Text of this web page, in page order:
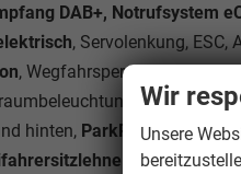
DAB+, Notrufsystem
, Servolenkung, ESC,
, Wegfahrsperre, Isofix
Make-up-
hinten, ParkPilot vorn und
umklappbar,
Wir
Unsere